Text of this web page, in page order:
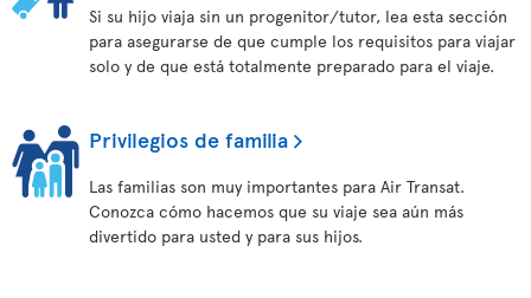
Si su hijo viaja sin un progenitor/tutor, lea esta sección
para asegurarse de que cumple los requisitos para viajar
solo y de que está totalmente preparado para el viaje.
Privilegios de familia
Las familias son muy importantes para Air Transat.
Conozca cómo hacemos que su viaje sea aún más
divertido para usted y para sus hijos.